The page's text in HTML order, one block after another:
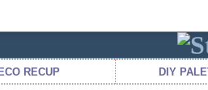
RECUP DIY